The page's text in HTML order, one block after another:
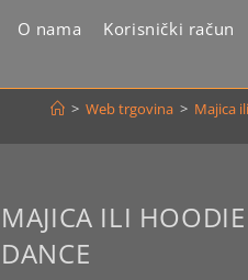
O nama Korisnički račun
> Web trgovina > Majica
MAJICA ILI
DANCE